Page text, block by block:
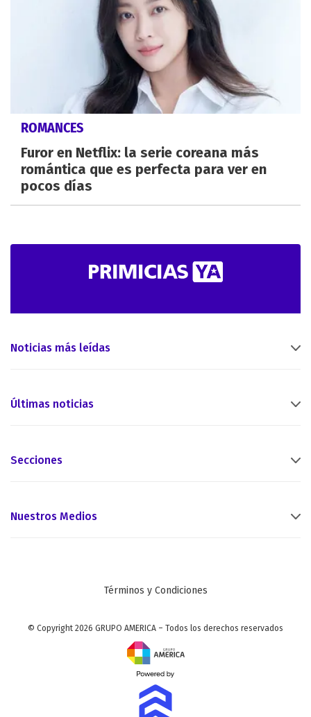
ROMANCES
Furor en Netflix: la serie coreana más
romántica que es perfecta para ver en
pocos días
Noticias más leídas
Últimas noticias
Secciones
Nuestros Medios
Términos y Condiciones
© Copyright 2026 GRUPO AMERICA – Todos los derechos reservados